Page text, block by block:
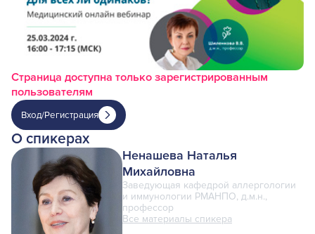
Страница доступна только зарегистрированным
пользователям
Вход/Регистрация
О спикерах
Ненашева Наталья
Михайловна
Заведующая кафедрой аллергологии
и иммунологии РМАНПО, д.м.н.,
профессор
Все материалы спикера